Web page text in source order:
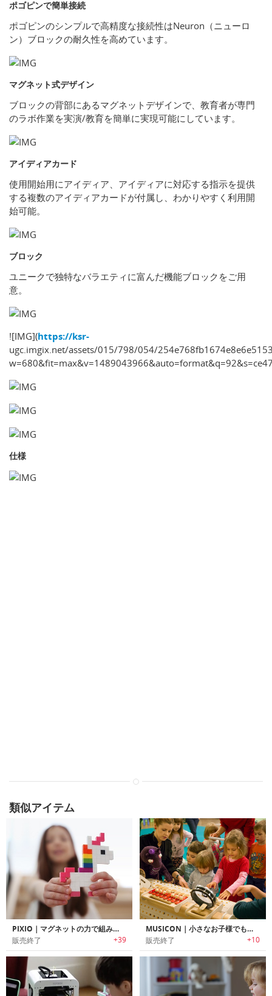
ポゴピンで簡単接続
ポゴピンのシンプルで高精度な接続性はNeuron（ニューロ
ン）ブロックの耐久性を高めています。
マグネット式デザイン
ブロックの背部にあるマグネットデザインで、教育者が専門
のラボ作業を実演/教育を簡単に実現可能にしています。
アイディアカード
使用開始用にアイディア、アイディアに対応する指示を提供
する複数のアイディアカードが付属し、わかりやすく利用開
始可能。
ブロック
ユニークで独特なバラエティに富んだ機能ブロックをご用
意。
![IMG](https://ksr-
ugc.imgix.net/assets/015/798/054/
仕様
類似アイテム
PIXIO｜マグネットの力で組み立てるピクセルアートブロック「ピクシオ」
販売終了 +39
MUSICON｜小さなお子様でも簡単に音楽を楽しめるクリエイティブな木製打楽器「ミュージコン」
販売終了 +10